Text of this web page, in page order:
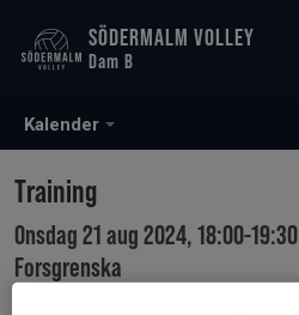
Kalender
SÖDERMALM VOLLEY
Dam B
Training
Onsdag 21 aug 2024, 18:00-19:30
Forsgrenska